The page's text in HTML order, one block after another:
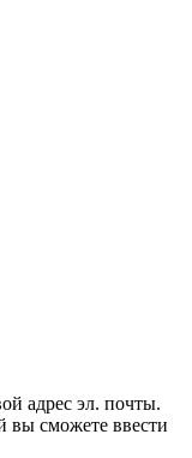
адрес эл. почты.
вы сможете ввести